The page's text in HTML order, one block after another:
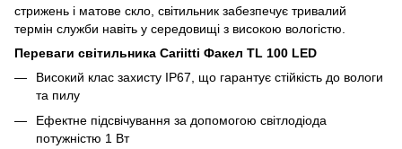
стрижень і матове скло, світильник забезпечує тривалий
термін служби навіть у середовищі з високою вологістю.
Переваги світильника Cariitti Факел TL 100 LED
Високий клас захисту IP67, що гарантує стійкість до вологи
та пилу
Ефектне підсвічування за допомогою світлодіода
потужністю 1 Вт